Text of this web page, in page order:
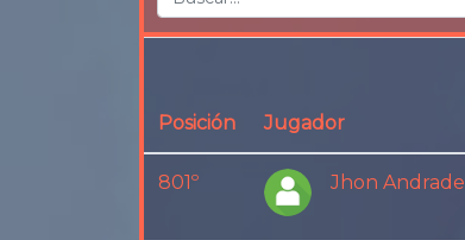
Posición Jugador
801º Jhon Andrade